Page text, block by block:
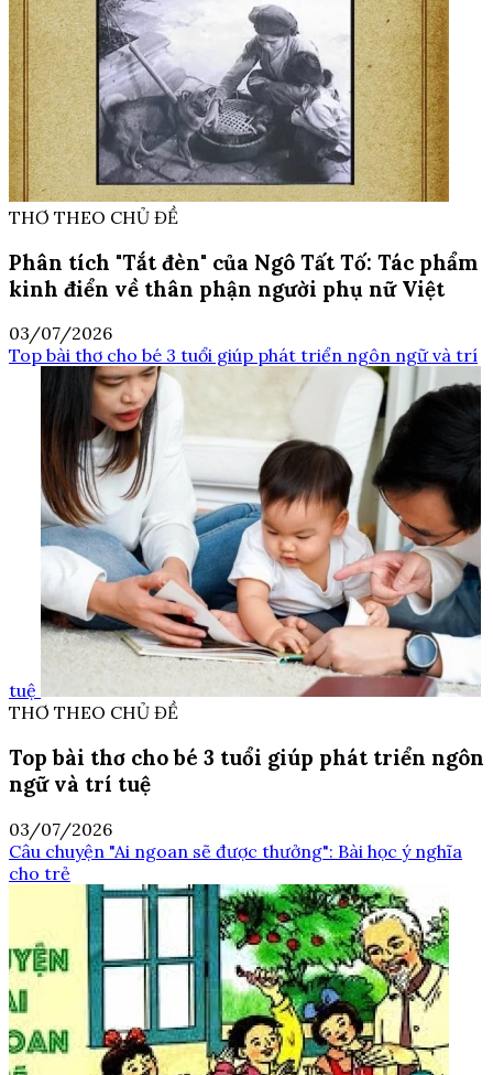
THƠ THEO CHỦ ĐỀ
Phân tích "Tắt đèn" của Ngô Tất Tố: Tác phẩm
kinh điển về thân phận người phụ nữ Việt
03/07/2026
Top bài thơ cho bé 3 tuổi giúp phát triển ngôn ngữ và trí
tuệ
THƠ THEO CHỦ ĐỀ
Top bài thơ cho bé 3 tuổi giúp phát triển ngôn
ngữ và trí tuệ
03/07/2026
Câu chuyện "Ai ngoan sẽ được thưởng": Bài học ý nghĩa
cho trẻ